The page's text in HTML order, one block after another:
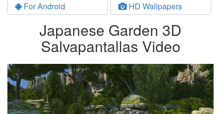
For Android
HD Wallpapers
Japanese Garden 3D
Salvapantallas Video